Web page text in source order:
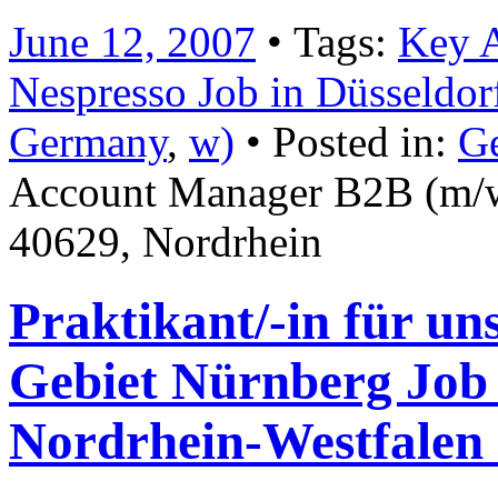
June 12, 2007 • Tags: Key
Nespresso Job in
Germany, w) • Posted in:
Account Manager B2B (m/
40629, Nordrhein
Praktikant/-in für
Gebiet Nürnberg
Nordrhein-